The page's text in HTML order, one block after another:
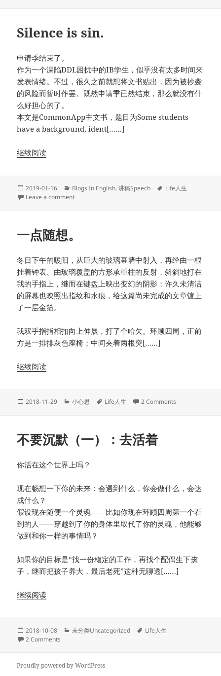
Silence is sin.
申请季结束了。
作为一个深陷DDL困扰中的IB学生，似乎没有太多时间来
发表情绪。不过，很久之前就想将文书贴出，因为被抄袭
的风险而暂时作罢。既然申请季已然结束，那么就没有什
么好担心的了。
本文是CommonApp主文书，题目为Some students
have a background, ident[……]
继续阅读
Posted
on
2019-01-16 Categories
Blogs In English,讲稿Speech Tags
Life人生
Leave a commenton Silence is sin.
一点随想。
冬日下午的暖阳，从巨大的玻璃幕墙中射入，再经由一根
挂着钟表、由玻璃覆盖的方形承重柱的反射，斜斜地打在
我的手指上，继而在键盘上映出变幻的阴影；许久未清洁
的屏幕也映照出指纹和水痕，给这篇尚未完成的文章镀上
了一层金箔。
我双手指指相扣向上伸展，打了个哈欠。环顾四周，正前
方是一排排灰色座椅；中间夹着两根突[……]
继续阅读
Posted
2018-11-29 Categories
小心思 Tags
Life人生 2 Comments
不要沉默（一）：去活着
你活在这个世界上吗？
现在畅想一下你的未来：会遇到什么，你会做什么，会达
成什么？
假设现在随便一个灵魂——比如你现在环顾四周第一个看
到的人——穿越到了你的身体里取代了你的灵魂，他能够
做到和你一样的事情吗？
如果你的目标是“找一份稳定的工作，再找个配偶生下孩
子，继而把孩子养大，最后老死”这种无聊透[……]
继续阅读
Posted
on
2018-10-08 Categories
未分类Uncategorized Tags
Life人生
2 Comments
Proudly powered by WordPress